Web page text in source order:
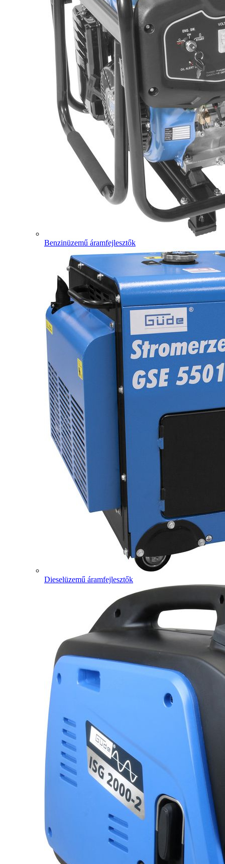
Benzinüzemű áramfejlesztők
Dieselüzemű áramfejlesztők